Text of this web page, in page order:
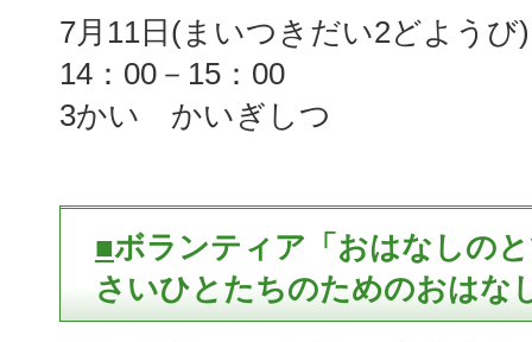
7月11日(まいつきだい2どようび)
14：00－15：00
3かい かいぎしつ
■ボランティア「おはなしの
さいひとたちのためのおはな